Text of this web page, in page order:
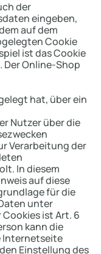
der
eingeben,
auf dem
Cookie
ist das Cookie
Der Online-Shop
hat, über ein
Nutzer über die
Verarbeitung der
In diesem
auf diese
für die
unter
ist Art. 6
kann die
Internetseite
Einstellung des